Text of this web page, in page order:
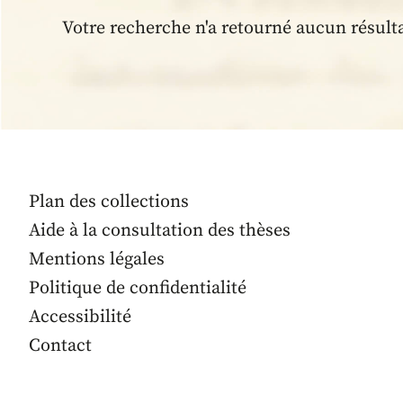
Votre recherche n'a retourné aucun
Plan des collections
Aide à la consultation des thèses
Mentions légales
Politique de confidentialité
Accessibilité
Contact